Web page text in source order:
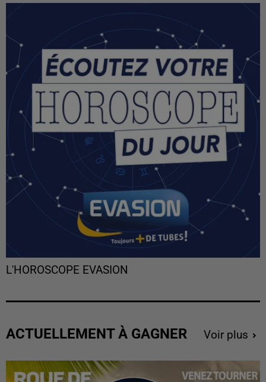
L'HOROSCOPE EVASION
ACTUELLEMENT À GAGNER Voir plus